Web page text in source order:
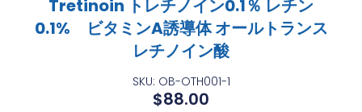
Tretinoin トレチノイン0.1％ レチン
0.1% ビタミンA誘導体 オールトランス
レチノイン酸
SKU: OB-OTH001-1
$88.00